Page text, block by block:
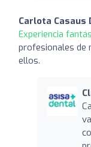
Carlota Casaus
Experiencia
profesionales de
ellos.